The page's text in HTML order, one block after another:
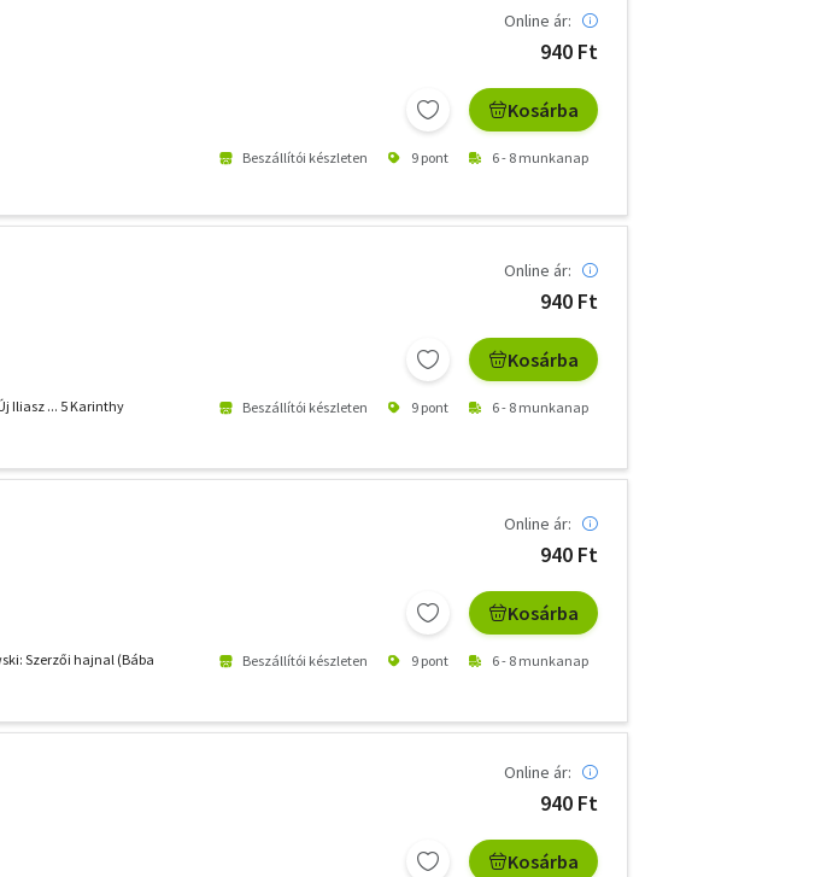
Online ár:
940 Ft
Kosárba
Beszállítói készleten 9 pont 6 - 8 munkanap
Iliasz ... 5 Karinthy
Online ár:
940 Ft
Kosárba
Beszállítói készleten 9 pont 6 - 8 munkanap
Szerzői hajnal (Bába
Online ár:
940 Ft
Kosárba
Beszállítói készleten 9 pont 6 - 8 munkanap
Online ár:
940 Ft
Kosárba